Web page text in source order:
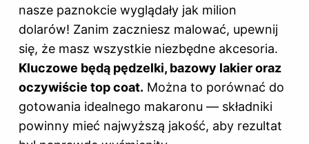
nasze paznokcie wyglądały jak milion
dolarów! Zanim zaczniesz malować, upewnij
się, że masz wszystkie niezbędne akcesoria.
Kluczowe będą pędzelki, bazowy lakier oraz
oczywiście top coat. Można to porównać do
gotowania idealnego makaronu — składniki
powinny mieć najwyższą jakość, aby rezultat